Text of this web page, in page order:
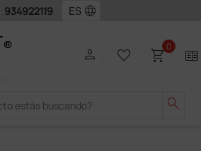
934922119 language
search
person favorite_border shopping_cart0 two_pager